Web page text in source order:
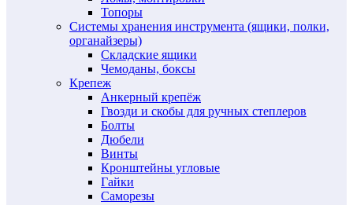
Топоры
Системы хранения инструмента (ящики, полки,
органайзеры)
Складские ящики
Чемоданы, боксы
Крепеж
Анкерный крепёж
Гвозди и скобы для ручных степлеров
Болты
Дюбели
Винты
Кронштейны угловые
Гайки
Саморезы